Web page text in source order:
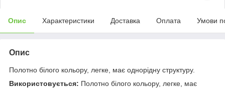
Опис Характеристики Доставка Оплата Умови
Опис
Полотно білого кольору, легке, має однорідну структуру.
Використовується: Полотно білого кольору, легке, має